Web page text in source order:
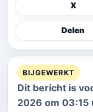
X
Delen
BIJGEWERKT
Dit bericht is
2026 om 03:15